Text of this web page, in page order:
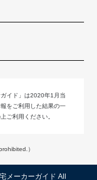
イド」は2020年1月当
をご利用した結果の一
ご利用ください。
）
メーカーガイド All